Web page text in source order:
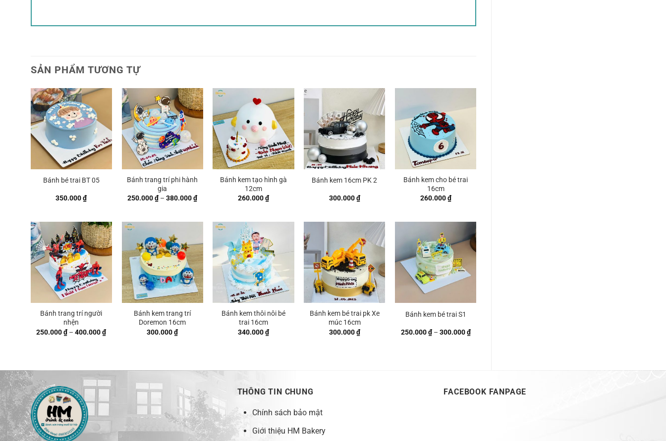
SẢN PHẨM TƯƠNG TỰ
Bánh bé trai BT 05
350.000₫
Bánh trang trí phi hành
gia
250.000₫ – 380.000₫Khoảng
giá:
380.000 ₫
Bánh kem tạo hình gà
12cm
260.000₫
Bánh kem 16cm PK 2
300.000₫
Bánh kem cho bé trai
16cm
260.000₫
Bánh trang trí người
nhện
250.000₫ – 400.000₫Khoảng
giá:
Bánh kem trang trí
Doremon 16cm
300.000₫
Bánh kem thôi nôi bé
trai 16cm
340.000₫
Bánh kem bé trai pk Xe
múc 16cm
300.000₫
Bánh kem bé trai S1
250.000₫ – 300.000₫Khoảng
giá:
THÔNG TIN CHUNG
Chính sách bảo mật
Giới thiệu HM Bakery
FACEBOOK FANPAGE